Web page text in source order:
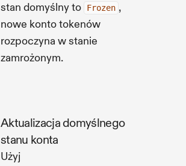
stan domyślny to
Frozen ,
nowe konto tokenów
rozpoczyna w stanie
zamrożonym.
Aktualizacja domyślnego
stanu konta
Użyj